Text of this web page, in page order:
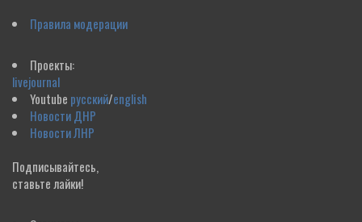
Правила модерации
Проекты:
livejournal
Youtube русский/english
Новости ДНР
Новости ЛНР
Подписывайтесь,
ставьте лайки!